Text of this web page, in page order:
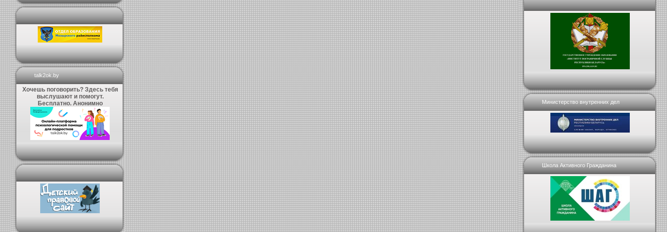
talk2ok.by
Хочешь поговорить? Здесь тебя
выслушают и помогут.
Бесплатно. Анонимно
Министерство внутренних дел
Школа Активного Гражданина